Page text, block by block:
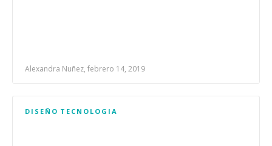
Alexandra Nuñez, febrero 14, 2019
DISEÑO TECNOLOGIA